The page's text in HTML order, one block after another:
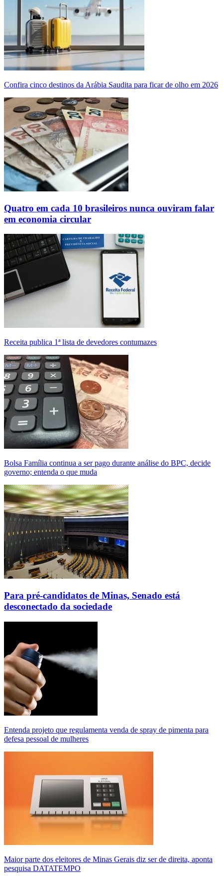
Confira cinco destinos da Arábia Saudita para ficar de olho em 2026
Quatro em cada 10 brasileiros nunca ouviram falar
em economia circular
Receita publica 1ª lista de devedores contumazes
Bolsa Família continua a ser pago durante análise do BPC, decide
governo; entenda o que muda
Para pré-candidatos de Minas, Senado está
desconectado da sociedade
Entenda projeto que regulamenta venda de spray de pimenta para
defesa pessoal de mulheres
Maior parte dos eleitores de Minas Gerais diz ser de direita, aponta
pesquisa DATATEMPO